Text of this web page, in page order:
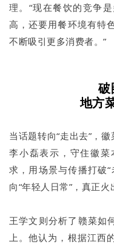
理。“现在餐饮的竞争
高，还要用餐环境有特
不断吸引更多消费者。”
破
地方
当话题转向“走出去”，
李小磊表示，守住徽
求，用场景与传播打破
向“年轻人日常”，真正火
王学文则分析了赣菜如
上。他认为，根据江西